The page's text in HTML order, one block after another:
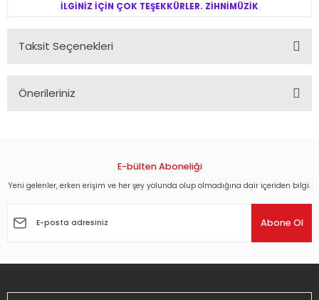
İLGİNİZ İÇİN ÇOK TEŞEKKÜRLER. ZİHNİMÜZİK
Taksit Seçenekleri
Önerileriniz
Görüş ve önerileriniz için teşekkür ederiz.
Ürün açıklamasında eksik bilgiler bulunuyor.
E-bülten Aboneliği
Yeni gelenler, erken erişim ve her şey yolunda olup olmadığına dair içeriden bilgi.
Abone Ol